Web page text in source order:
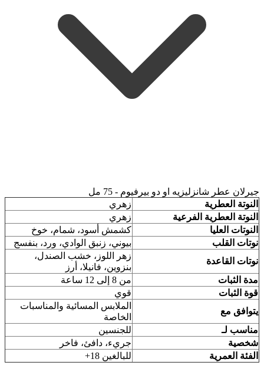
جيرلان عطر شانزليزيه او دو بيرفيوم - 75 مل
النوتة العطرية
زهري
النوتة العطرية الفرعية
زهري
النوتات العليا
كشمش أسود، شمام، خوخ
نوتات القلب
بيوني، زنبق الوادي، ورد، بنفسج
نوتات القاعدة
زهر اللوز، خشب الصندل،
بنزوين، فانيلا، أرز
مدة الثبات
من 8 إلى 12 ساعة
قوة الثبات
قوي
يتوافق مع
الملابس المسائية والمناسبات
الخاصة
مناسب لـ
للجنسين
شخصية
جريء، دافئ، فاخر
الفئة العمرية
للبالغين 18+